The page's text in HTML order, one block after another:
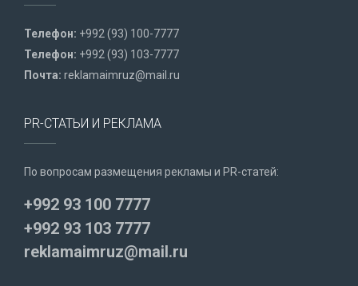
Телефон: +992 (93) 100-7777
Телефон: +992 (93) 103-7777
Почта: reklamaimruz@mail.ru
PR-СТАТЬИ И РЕКЛАМА
По вопросам размещения рекламы и PR-статей:
+992 93 100 7777
+992 93 103 7777
reklamaimruz@mail.ru